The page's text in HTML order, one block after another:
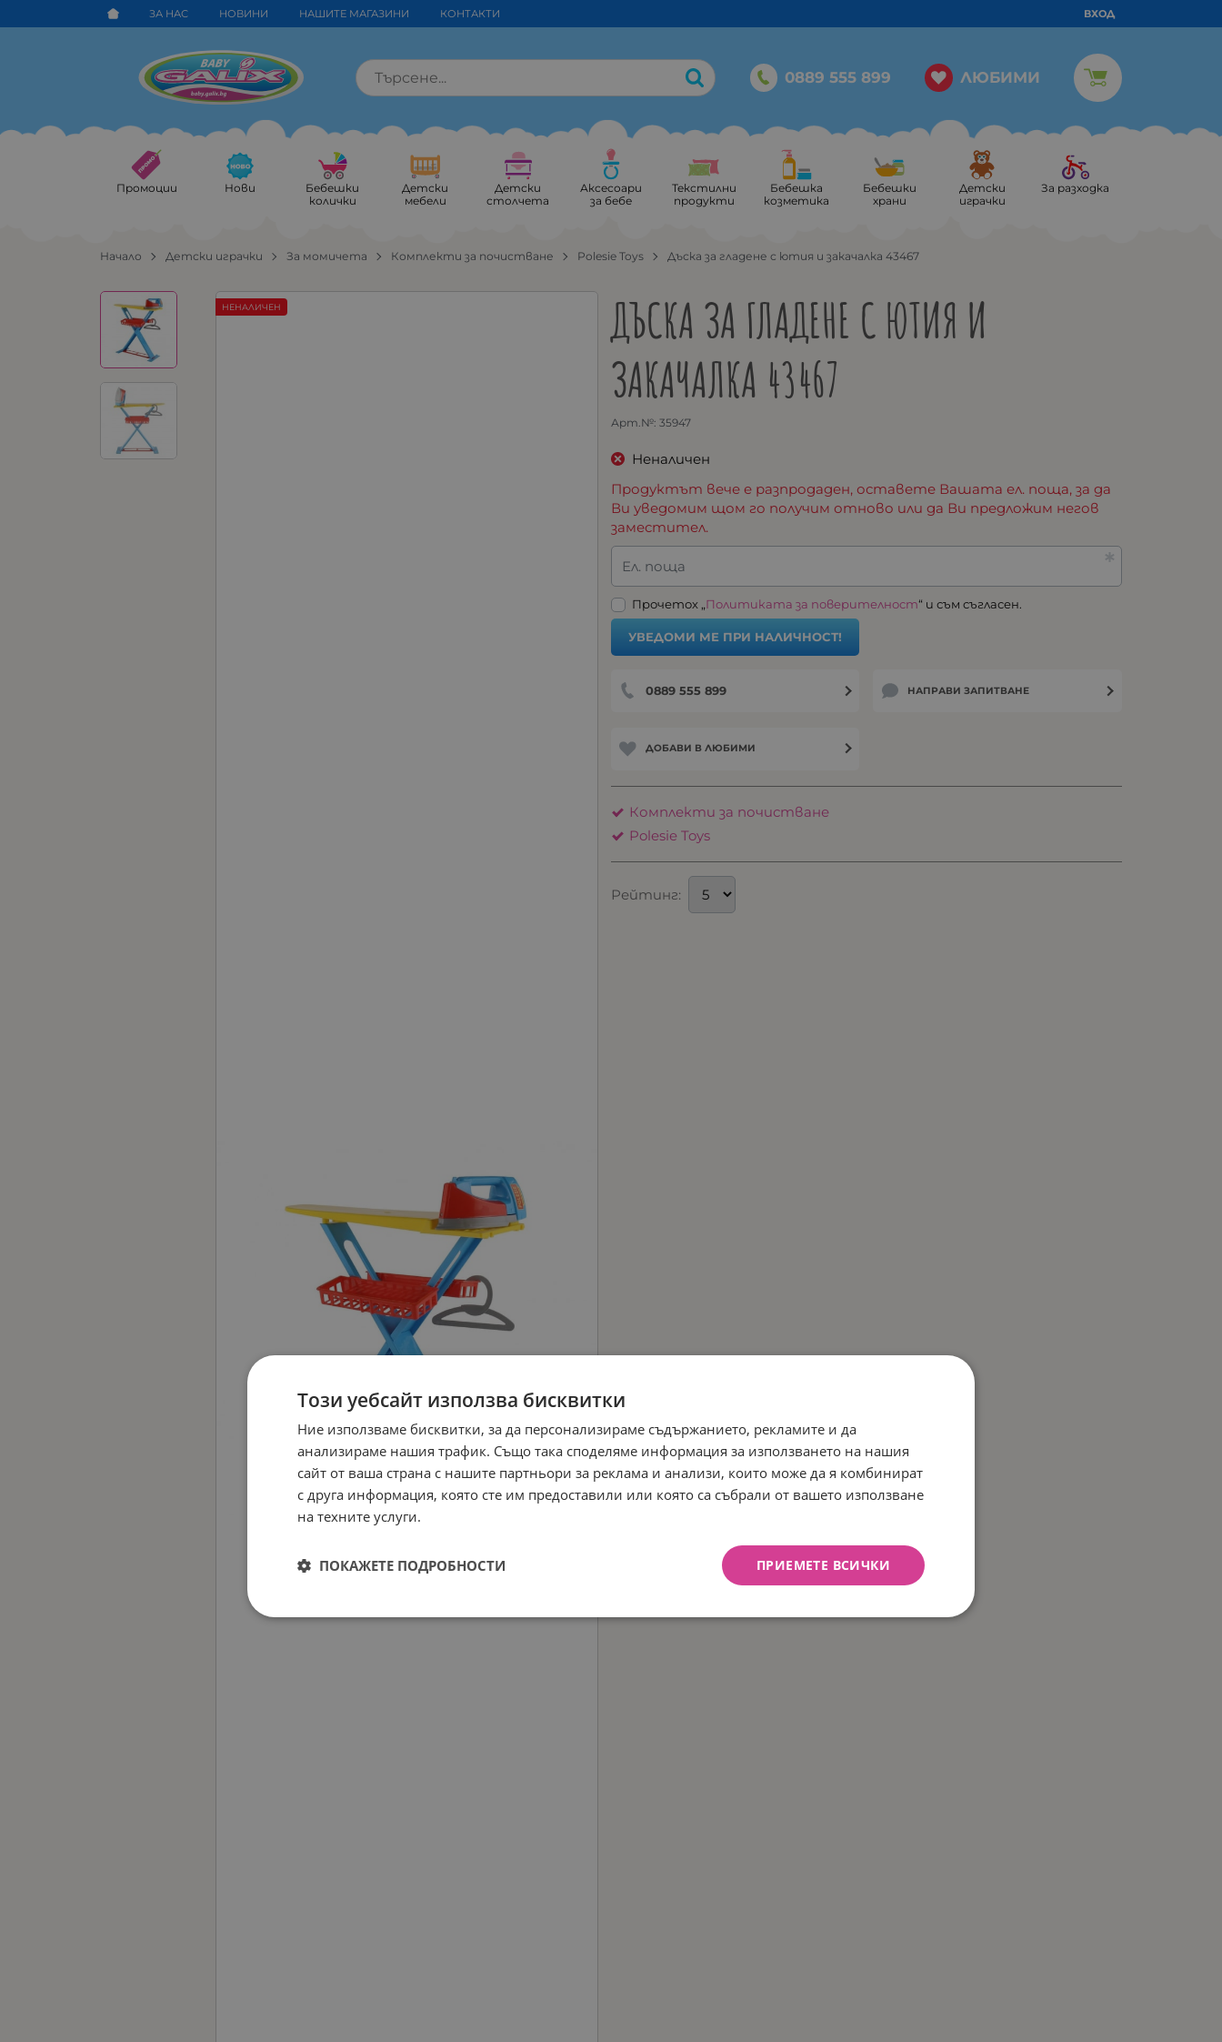
ЗА НАС НОВИНИ НАШИТЕ МАГАЗИНИ КОНТАКТИ ВХОД
0889 555 899 ЛЮБИМИ
Промоции Нови
Бебешки
колички
Детски
мебели
Детски
столчета
Аксесоари
за бебе
Текстилни
продукти
Бебешка
козметика
Бебешки
храни
Детски
играчки
За разходка
Начало Детски играчки За момичета Комплекти за почистване Polesie Toys Дъска за гладене с ютия и закачалка 43467
ДЪСКА ЗА ГЛАДЕНЕ С ЮТИЯ И
ЗАКАЧАЛКА 43467
Арт.№: 35947
НЕНАЛИЧЕН
Неналичен
Продуктът вече е разпродаден, оставете Вашата ел. поща, за да
Ви уведомим щом го получим отново или да Ви предложим негов
заместител.
Ел. поща
Прочетох „Политиката за поверителност“ и съм съгласен.
УВЕДОМИ МЕ ПРИ НАЛИЧНОСТ!
0889 555 899 НАПРАВИ ЗАПИТВАНЕ
ДОБАВИ В ЛЮБИМИ
Комплекти за почистване
Polesie Toys
Рейтинг:
Този уебсайт използва бисквитки
Ние използваме бисквитки, за да персонализираме съдържанието, рекламите и да
анализираме нашия трафик. Също така споделяме информация за използването на нашия
сайт от ваша страна с нашите партньори за реклама и анализи, които може да я комбинират
с друга информация, която сте им предоставили или която са събрали от вашето използване
на техните услуги.
ПРИЕМЕТЕ ВСИЧКИ
ПОКАЖЕТЕ ПОДРОБНОСТИ